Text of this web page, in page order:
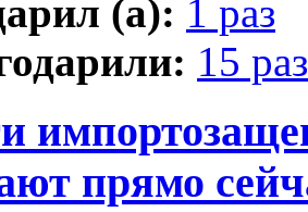
(а): 1 раз
15 раз
прямо